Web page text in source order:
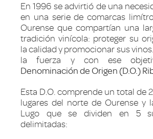
En 1996 se advirtió de una
en una serie de comarcas
Ourense que compartían una
tradición vinícola: proteger su
la calidad y promocionar sus
la fuerza y con ese
Denominación de Origen (D.O.)
Esta D.O. comprende un total de
lugares del norte de Ourense y
Lugo que se dividen en 5
delimitadas: